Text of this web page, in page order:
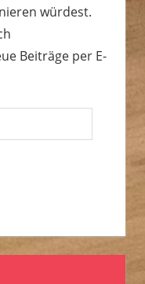
würdest.
Beiträge per E-